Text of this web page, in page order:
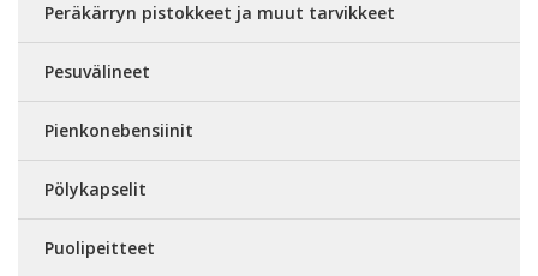
Peräkärryn pistokkeet ja muut tarvikkeet
Pesuvälineet
Pienkonebensiinit
Pölykapselit
Puolipeitteet